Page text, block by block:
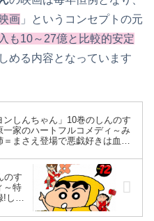
画 」というコンセプトの元
も10～27億と比較的安定
める内容となっています
ンしんちゃん」10巻のしんのす
一家のハートフルコメディ～み
＝まさえ登場で悪戯好きは血筋
で果てしない道がローン地獄
～
のす
～特
!しん